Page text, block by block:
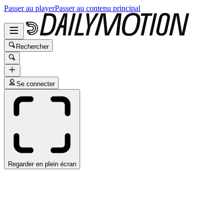
Passer au playerPasser au contenu principal
Rechercher
Se connecter
Regarder en plein écran